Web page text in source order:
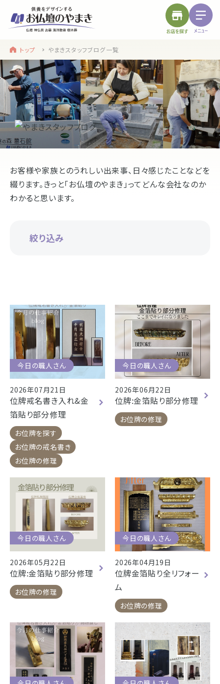
find a store
お近くのお店を探す
営業日時
9:00～18:00 毎週火曜日定休
駐車場
駐車場12台駐車可能
所在地
〒434-0026
静岡県浜松市浜北区東美薗182
電話番号
053-586-7876
地図を開く 店舗評価 詳細を見る
浜松店
静岡本通店
裾野店
お店一覧を見る
site menu
サイトメニュー
トップ
やまきについて
service
静岡のお盆
盆提灯・初盆で使う品・その他お盆用品
main service
お仏壇
お墓
海洋散骨
樹木葬
- セール情報
- 新着情報
- スタッフブログ
- 企業情報
- 採用情報
- やまき寺子屋教室
- なつかしのCM
- プライバシーポリシー
トップ やまきスタッフブログ一覧
お客様や家族とのうれしい出来事、日々感じたことなどを
綴ります。きっと「お仏壇のやまき」ってどんな会社なのか
わかると思います。
絞り込み
今日の職人さん
2026年07月21日
位牌戒名書き入れ&金
箔貼り部分修理
お位牌を探す
お位牌の戒名書き
お位牌の修理
今日の職人さん
2026年06月22日
位牌:金箔貼り部分修理
お位牌の修理
今日の職人さん
2026年05月22日
位牌:金箔貼り部分修理
お位牌の修理
今日の職人さん
2026年04月19日
位牌金箔貼り全リフォー
ム
お位牌の修理